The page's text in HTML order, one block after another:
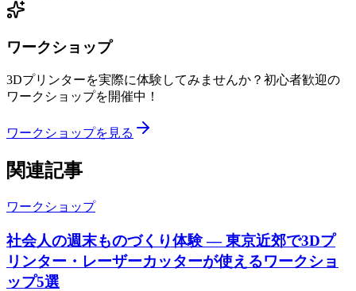
ワークショップ
3Dプリンターを実際に体験してみませんか？初心者歓迎の
ワークショップを開催中！
ワークショップを見る
関連記事
ワークショップ
社会人の週末ものづくり体験 — 東京近郊で3Dプ
リンター・レーザーカッターが使えるワークショ
ップ5選